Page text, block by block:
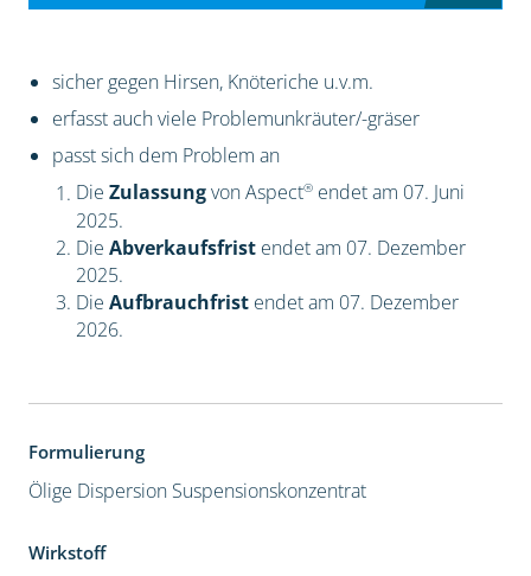
sicher gegen Hirsen, Knöteriche u.v.m.
erfasst auch viele Problemunkräuter/-gräser
passt sich dem Problem an
Die Zulassungvon Aspect®endet am 07. Juni
2025.
Die Abverkaufsfrist endet am 07. Dezember
2025.
Die Aufbrauchfrist endet am 07. Dezember
2026.
Formulierung
Ölige Dispersion Suspensionskonzentrat
Wirkstoff